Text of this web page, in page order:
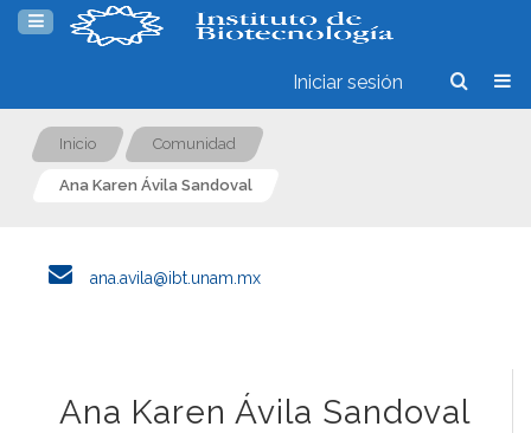
Iniciar sesión
Inicio Comunidad
Ana Karen Ávila Sandoval
ana.avila@ibt.unam.mx
Ana Karen Ávila Sandoval